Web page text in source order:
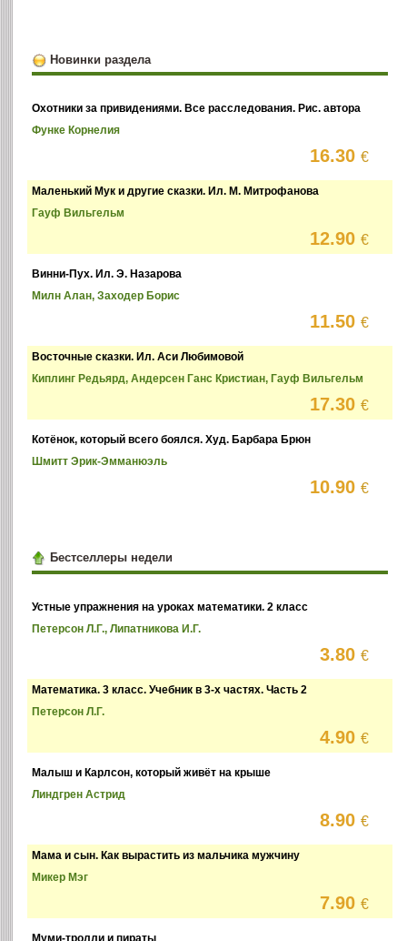
Новинки раздела
Охотники за привидениями. Все расследования. Рис. автора
Функе Корнелия
16.30€
Маленький Мук и другие сказки. Ил. М. Митрофанова
Гауф Вильгельм
12.90€
Винни-Пух. Ил. Э. Назарова
Милн Алан, Заходер Борис
11.50€
Восточные сказки. Ил. Аси Любимовой
Киплинг Редьярд, Андерсен Ганс Кристиан, Гауф Вильгельм
17.30€
Котёнок, который всего боялся. Худ. Барбара Брюн
Шмитт Эрик-Эмманюэль
10.90€
Бестселлеры недели
Устные упражнения на уроках математики. 2 класс
Петерсон Л.Г., Липатникова И.Г.
3.80€
Математика. 3 класс. Учебник в 3-х частях. Часть 2
Петерсон Л.Г.
4.90€
Малыш и Карлсон, который живёт на крыше
Линдгрен Астрид
8.90€
Мама и сын. Как вырастить из мальчика мужчину
Микер Мэг
7.90€
Муми-тролли и пираты